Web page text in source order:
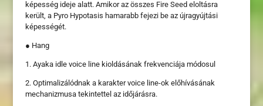
képesség ideje alatt. Amikor az összes Fire Seed eloltásra
került, a Pyro Hypotasis hamarabb fejezi be az újragyújtási
képességét.
● Hang
1. Ayaka idle voice line kioldásának frekvenciája módosul
2. Optimalizálódnak a karakter voice line-ok előhívásának
mechanizmusa tekintettel az időjárásra.